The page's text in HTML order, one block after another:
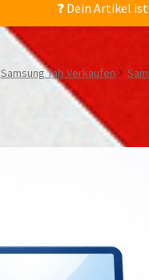
❓ Dein Artikel
Samsung Tab Verkaufen